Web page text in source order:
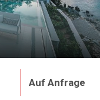
Auf Anfrage